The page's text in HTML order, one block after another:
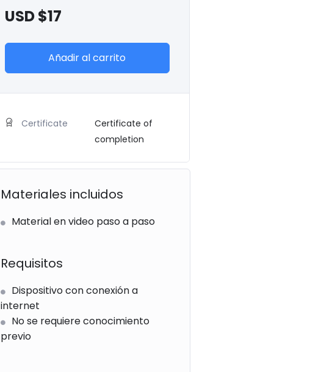
USD $17
Añadir al carrito
Certificate
Certificate of
completion
Materiales incluidos
Material en video paso a paso
Requisitos
Dispositivo con conexión a
internet
No se requiere conocimiento
previo